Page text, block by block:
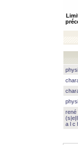
rené
a l c